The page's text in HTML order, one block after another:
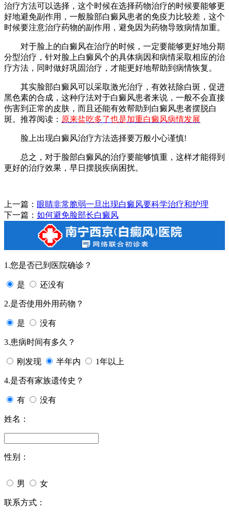
治疗方法可以选择，这个时候在选择药物治疗的时候要能够更
好地避免副作用，一般脸部白癜风患者的免疫力比较差，这个
时候要注意治疗药物的副作用，避免因为药物导致病情加重。
对于脸上的白癜风在治疗的时候，一定要能够更好地分期
分型治疗，针对脸上白癜风个的具体病因和病情采取相应的治
疗方法，同时做好巩固治疗，才能更好地帮助到病情恢复。
其实脸部白癜风可以采取激光治疗，有效祛除白斑，促进
黑色素的合成，这种疗法对于白癜风患者来说，一般不会直接
伤害到正常的皮肤，而且还能有效帮助到白癜风患者摆脱白
斑。推荐阅读： 原来盐吃多了也是加重白癜风病情发展
脸上出现白癜风治疗方法选择要万般小心谨慎!
总之，对于脸部白癜风的治疗要能够慎重，这样才能得到
更好的治疗效果，早日摆脱疾病困扰。
上一篇： 眼睛非常脆弱一旦出现白癜风要科学治疗和护理
下一篇： 如何避免脸部长白癜风
1.您是否已到医院确诊？
是 还没有
2.是否使用外用药物？
是 没有
3.患病时间有多久？
刚发现 半年内 1年以上
4.是否有家族遗传史？
有 没有
姓名：
性别：
男 女
联系方式：